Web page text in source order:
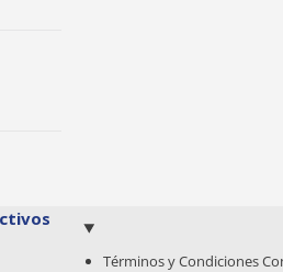
Términos y Condiciones